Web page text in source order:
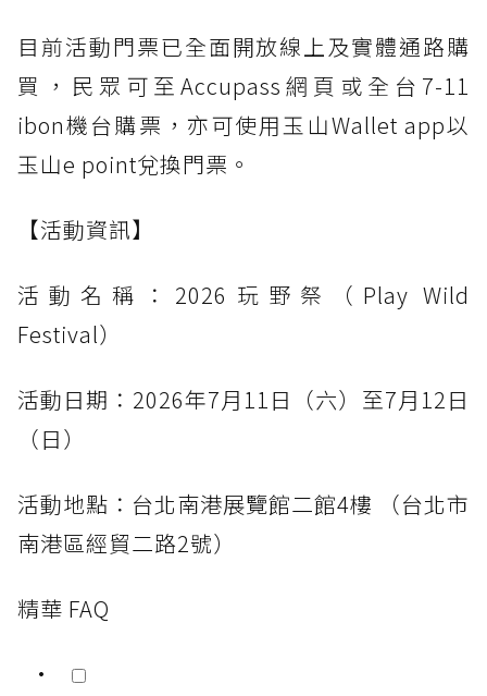
目前活動門票已全面開放線上及實體通路購
買，民眾可至Accupass網頁或全台7-11
ibon機台購票，亦可使用玉山Wallet app以
玉山e point兌換門票。
【活動資訊】
活動名稱：2026玩野祭（Play Wild
Festival）
活動日期：2026年7月11日（六）至7月12日
（日）
活動地點：台北南港展覽館二館4樓 （台北市
南港區經貿二路2號）
精華 FAQ